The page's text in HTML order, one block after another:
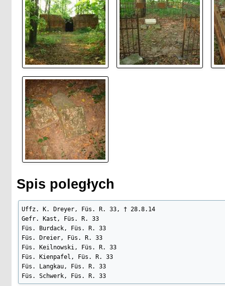
Spis poległych
Uffz. K. Dreyer, Füs. R. 33, † 28.8.14
Gefr. Kast, Füs. R. 33
Füs. Burdack, Füs. R. 33
Füs. Dreier, Füs. R. 33
Füs. Keilnowski, Füs. R. 33
Füs. Kienpafel, Füs. R. 33
Füs. Langkau, Füs. R. 33
Füs. Schwerk, Füs. R. 33